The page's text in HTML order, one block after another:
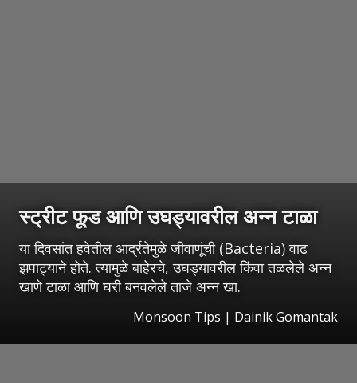
स्ट्रीट फूड आणि उघड्यावरील अन्न टाळा
या दिवसांत हवेतील आर्द्रतेमुळे जीवाणूंची (Bacteria) वाढ
झपाट्याने होते. त्यामुळे बाहेरचे, उघड्यावरील किंवा तळलेले अन्न
खाणे टाळा आणि घरी बनवलेले ताजे अन्न खा.
Monsoon Tips | Dainik Gomantak